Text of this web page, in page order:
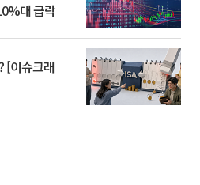
대 급락
[이슈크래